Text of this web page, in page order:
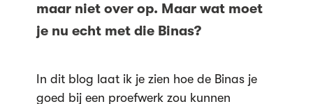
maar niet over op. Maar wat moet
je nu echt met die Binas?
In dit blog laat ik je zien hoe de Binas je
goed bij een proefwerk zou kunnen